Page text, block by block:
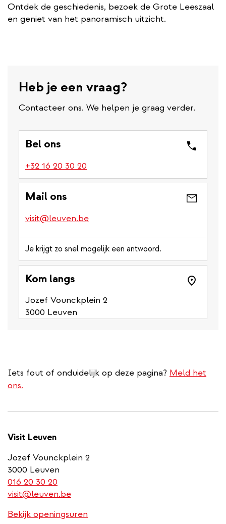
Ontdek de geschiedenis, bezoek de Grote Leeszaal
en geniet van het panoramisch uitzicht.
Heb je een vraag?
Contacteer ons. We helpen je graag verder.
Bel ons
+32 16 20 30 20
is
number)
Mail ons
visit@leuven.be
Je krijgt zo snel mogelijk een antwoord.
Kom langs
Jozef Vounckplein 2
3000 Leuven
Iets fout of onduidelijk op deze pagina? Meld het
ons.
Visit Leuven
Jozef Vounckplein 2
3000 Leuven
016 20 30 20
is
phone
visit@leuven.be
Bekijk openingsuren